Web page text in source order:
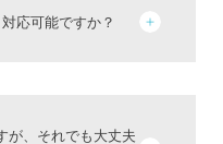
応可能ですか？
が、それでも大丈夫